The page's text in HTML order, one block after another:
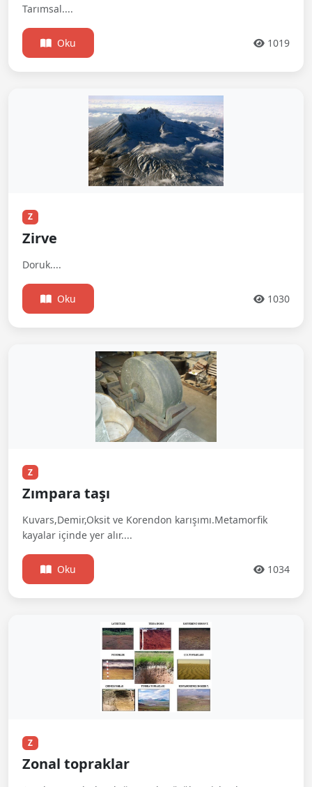
Tarımsal....
Oku 1019
Z
Zirve
Doruk....
Oku 1030
Z
Zımpara taşı
Kuvars,Demir,Oksit ve Korendon karışımı.Metamorfik
kayalar içinde yer alır....
Oku 1034
Z
Zonal topraklar